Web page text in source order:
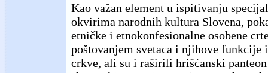
Kao važan element u ispitivanju
okvirima narodnih kultura Slovena,
etničke i etnokonfesionalne osobene
poštovanjem svetaca i njihove funkcije
crkve, ali su i raširili hrišćanski